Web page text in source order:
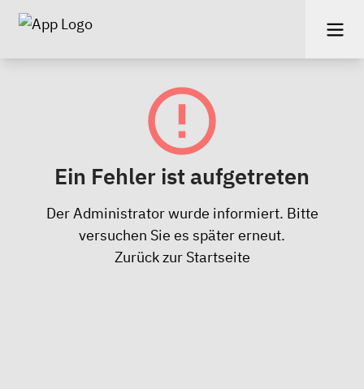
Ein Fehler ist aufgetreten
Der Administrator wurde informiert. Bitte
versuchen Sie es später erneut.
Zurück zur Startseite